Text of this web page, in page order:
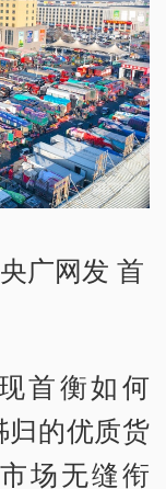
广网发 首
首衡如何
归的优质货
场无缝衔